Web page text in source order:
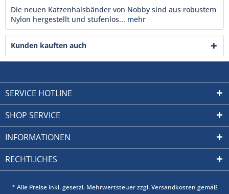
Die neuen Katzenhalsbänder von Nobby sind aus robustem
Nylon hergestellt und stufenlos... mehr
Kunden kauften auch
SERVICE HOTLINE
SHOP SERVICE
INFORMATIONEN
RECHTLICHES
* Alle Preise inkl. gesetzl. Mehrwertsteuer zzgl. Versandkosten gemäß